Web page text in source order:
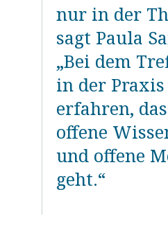
nur in der
sagt Paula
„Bei dem
in der
erfahren,
offene
und offene
geht.“